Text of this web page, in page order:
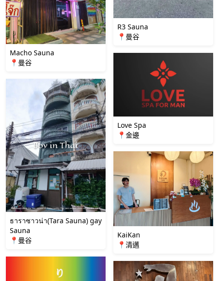
Macho Sauna
📍曼谷
ธาราซาวน่า(Tara Sauna) gay
Sauna
📍曼谷
R3 Sauna
📍曼谷
Love Spa
📍金邊
KaiKan
📍清邁